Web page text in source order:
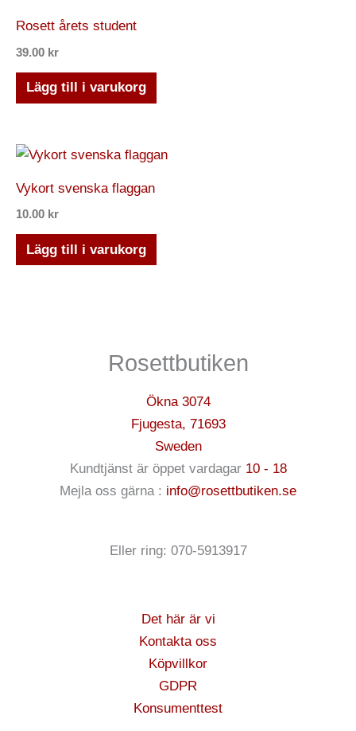
Rosett årets student
39.00 kr
Lägg till i varukorg
Vykort svenska flaggan
10.00 kr
Lägg till i varukorg
Rosettbutiken
Ökna 3074
Fjugesta, 71693
Sweden
Kundtjänst är öppet vardagar 10 - 18
Mejla oss gärna : info@rosettbutiken.se
Eller ring: 070-5913917
Det här är vi
Kontakta oss
Köpvillkor
GDPR
Konsumenttest